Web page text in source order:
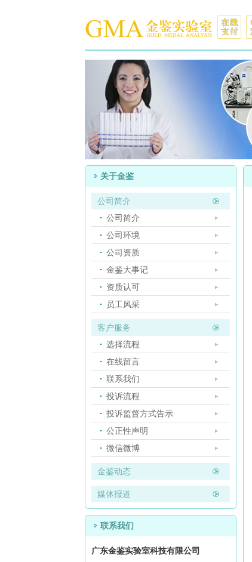
关于金鉴
公司简介
公司简介
公司环境
公司资质
金鉴大事记
资质认可
员工风采
客户服务
选择流程
在线留言
联系我们
投诉流程
投诉监督方式告示
公正性声明
微信微博
金鉴动态
媒体报道
联系我们
广东金鉴实验室科技有限公司